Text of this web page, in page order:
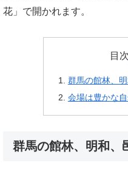
花」で開かれます。
目次
群馬の館林、
会場は豊かな
群馬の館林、明和、